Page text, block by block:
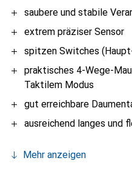
saubere und stabile
extrem präziser Sensor
spitzen Switches
praktisches 4-Wege-
Taktilem Modus
gut erreichbare
ausreichend langes und
Mehr anzeigen